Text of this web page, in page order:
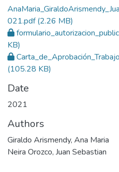
021.pdf(2.26 MB)
KB)
(105.28 KB)
Date
2021
Authors
Giraldo Arismendy, Ana Maria
Neira Orozco, Juan Sebastian